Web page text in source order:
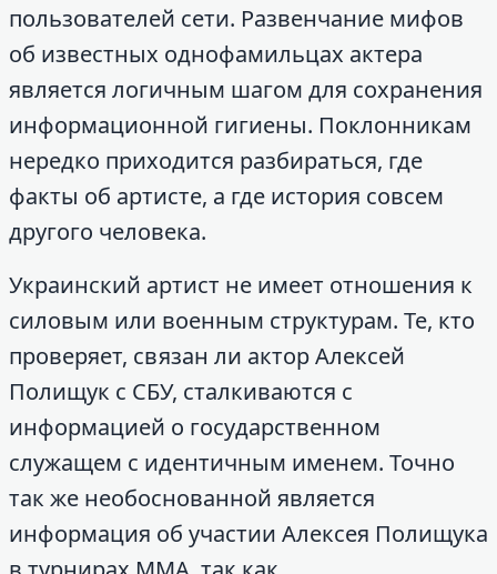
пользователей сети. Развенчание мифов
об известных однофамильцах актера
является логичным шагом для сохранения
информационной гигиены. Поклонникам
нередко приходится разбираться, где
факты об артисте, а где история совсем
другого человека.
Украинский артист не имеет отношения к
силовым или военным структурам. Те, кто
проверяет, связан ли актор Алексей
Полищук с СБУ, сталкиваются с
информацией о государственном
служащем с идентичным именем. Точно
так же необоснованной является
информация об участии Алексея Полищука